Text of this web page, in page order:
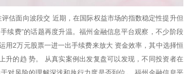
估面向波段交 近期，在国际权益市场的指数稳定性提升但
续费”的话题再度升温。福州金融信息平台观察，不少阶段
用2万元股票一进一出手续费来放大 资金效率，其中选择恒
升的趋 势。 从真实案例出发复盘可以发现，不同投资者在
对风险的理解深浅和执行力度是否到位。 福州金融信息平